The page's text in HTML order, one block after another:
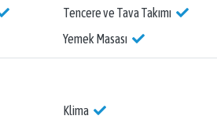
Tencere ve Tava Takımı
Yemek Masası
Klima